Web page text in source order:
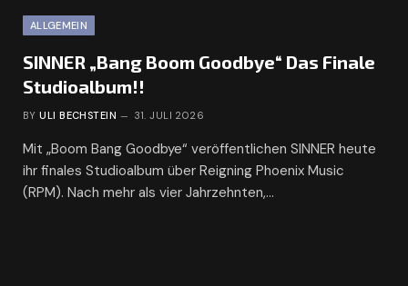
ALLGEMEIN
SINNER „Bang Boom Goodbye“ Das Finale
Studioalbum!!
BY ULI BECHSTEIN 31. JULI 2026
Mit „Boom Bang Goodbye“ veröffentlichen SINNER heute
ihr finales Studioalbum über Reigning Phoenix Music
(RPM). Nach mehr als vier Jahrzehnten,…